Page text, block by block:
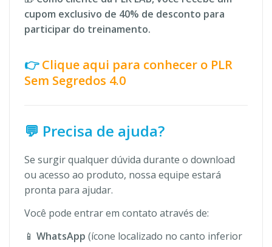
cupom exclusivo de 40% de desconto para
participar do treinamento.
👉 Clique aqui para conhecer o PLR
Sem Segredos 4.0
💬 Precisa de ajuda?
Se surgir qualquer dúvida durante o download
ou acesso ao produto, nossa equipe estará
pronta para ajudar.
Você pode entrar em contato através de:
📱 WhatsApp (ícone localizado no canto inferior